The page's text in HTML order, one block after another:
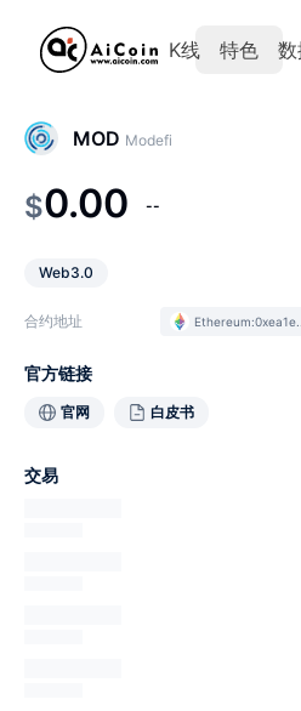
K线 特色
MOD Modefi
$0.00 --
Web3.0
合约地址 Ethereum:
官方链接
官网 白皮书
交易